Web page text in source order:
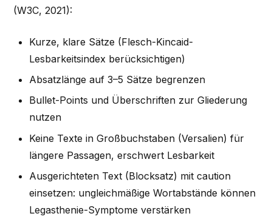
(W3C, 2021):
Kurze, klare Sätze (Flesch-Kincaid-
Lesbarkeitsindex berücksichtigen)
Absatzlänge auf 3–5 Sätze begrenzen
Bullet-Points und Überschriften zur Gliederung
nutzen
Keine Texte in Großbuchstaben (Versalien) für
längere Passagen, erschwert Lesbarkeit
Ausgerichteten Text (Blocksatz) mit caution
einsetzen: ungleichmäßige Wortabstände können
Legasthenie-Symptome verstärken